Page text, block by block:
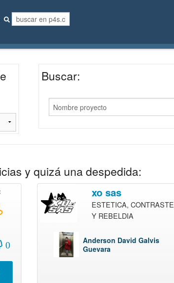
Buscar:
y quizá una despedida:
0
xo sas
ESTETICA, CONTRASTE
Y REBELDIA
Anderson David Galvis
Guevara